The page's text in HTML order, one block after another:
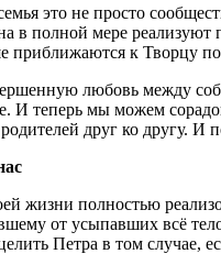
это не просто
в полной мере реализуют
приближаются к Творцу
любовь между
И теперь мы можем
друг ко другу.
жизни полностью
от усыпавших всё
Петра в том случае,